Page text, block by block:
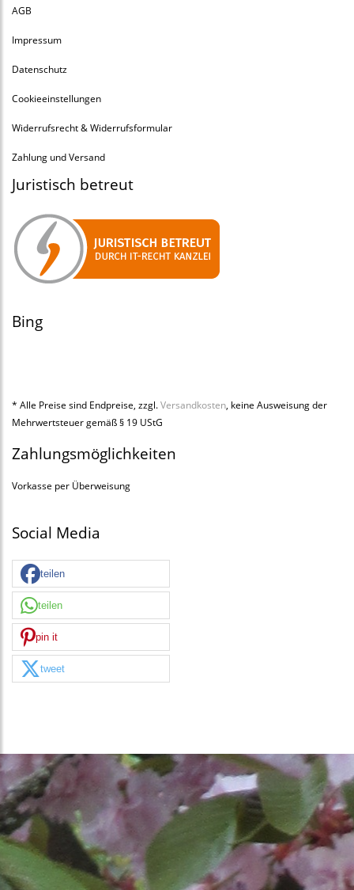
AGB
Impressum
Datenschutz
Cookieeinstellungen
Widerrufsrecht & Widerrufsformular
Zahlung und Versand
Juristisch betreut
Bing
* Alle Preise sind Endpreise, zzgl.Versandkosten, keine Ausweisung der
Mehrwertsteuer gemäß § 19 UStG
Zahlungsmöglichkeiten
Vorkasse per Überweisung
Social Media
teilen
teilen
pin it
tweet